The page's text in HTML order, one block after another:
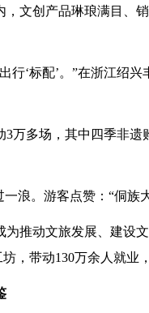
，文创产品琳琅满目
行‘标配’。”在浙江绍
3万多场，其中四季非
浪。游客点赞：“侗
推动文旅发展、建设
，带动130万余人就